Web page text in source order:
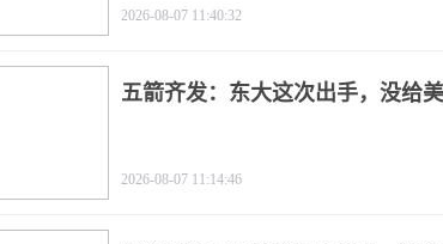
2026-08-07 11:40:32
五箭齐发：东大这次出手，没给
2026-08-07 11:14:46